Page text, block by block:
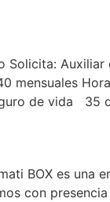
Solicita:
mensuales
de vida 35
BOX es una
con